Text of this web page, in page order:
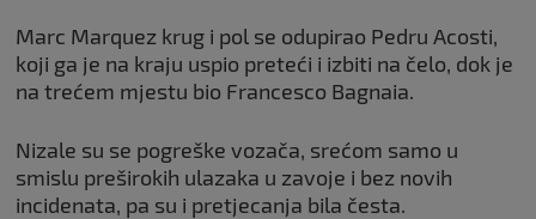
Marc Marquez krug i pol se odupirao Pedru Acosti,
koji ga je na kraju uspio preteći i izbiti na čelo, dok je
na trećem mjestu bio Francesco Bagnaia.
Nizale su se pogreške vozača, srećom samo u
smislu preširokih ulazaka u zavoje i bez novih
incidenata, pa su i pretjecanja bila česta.